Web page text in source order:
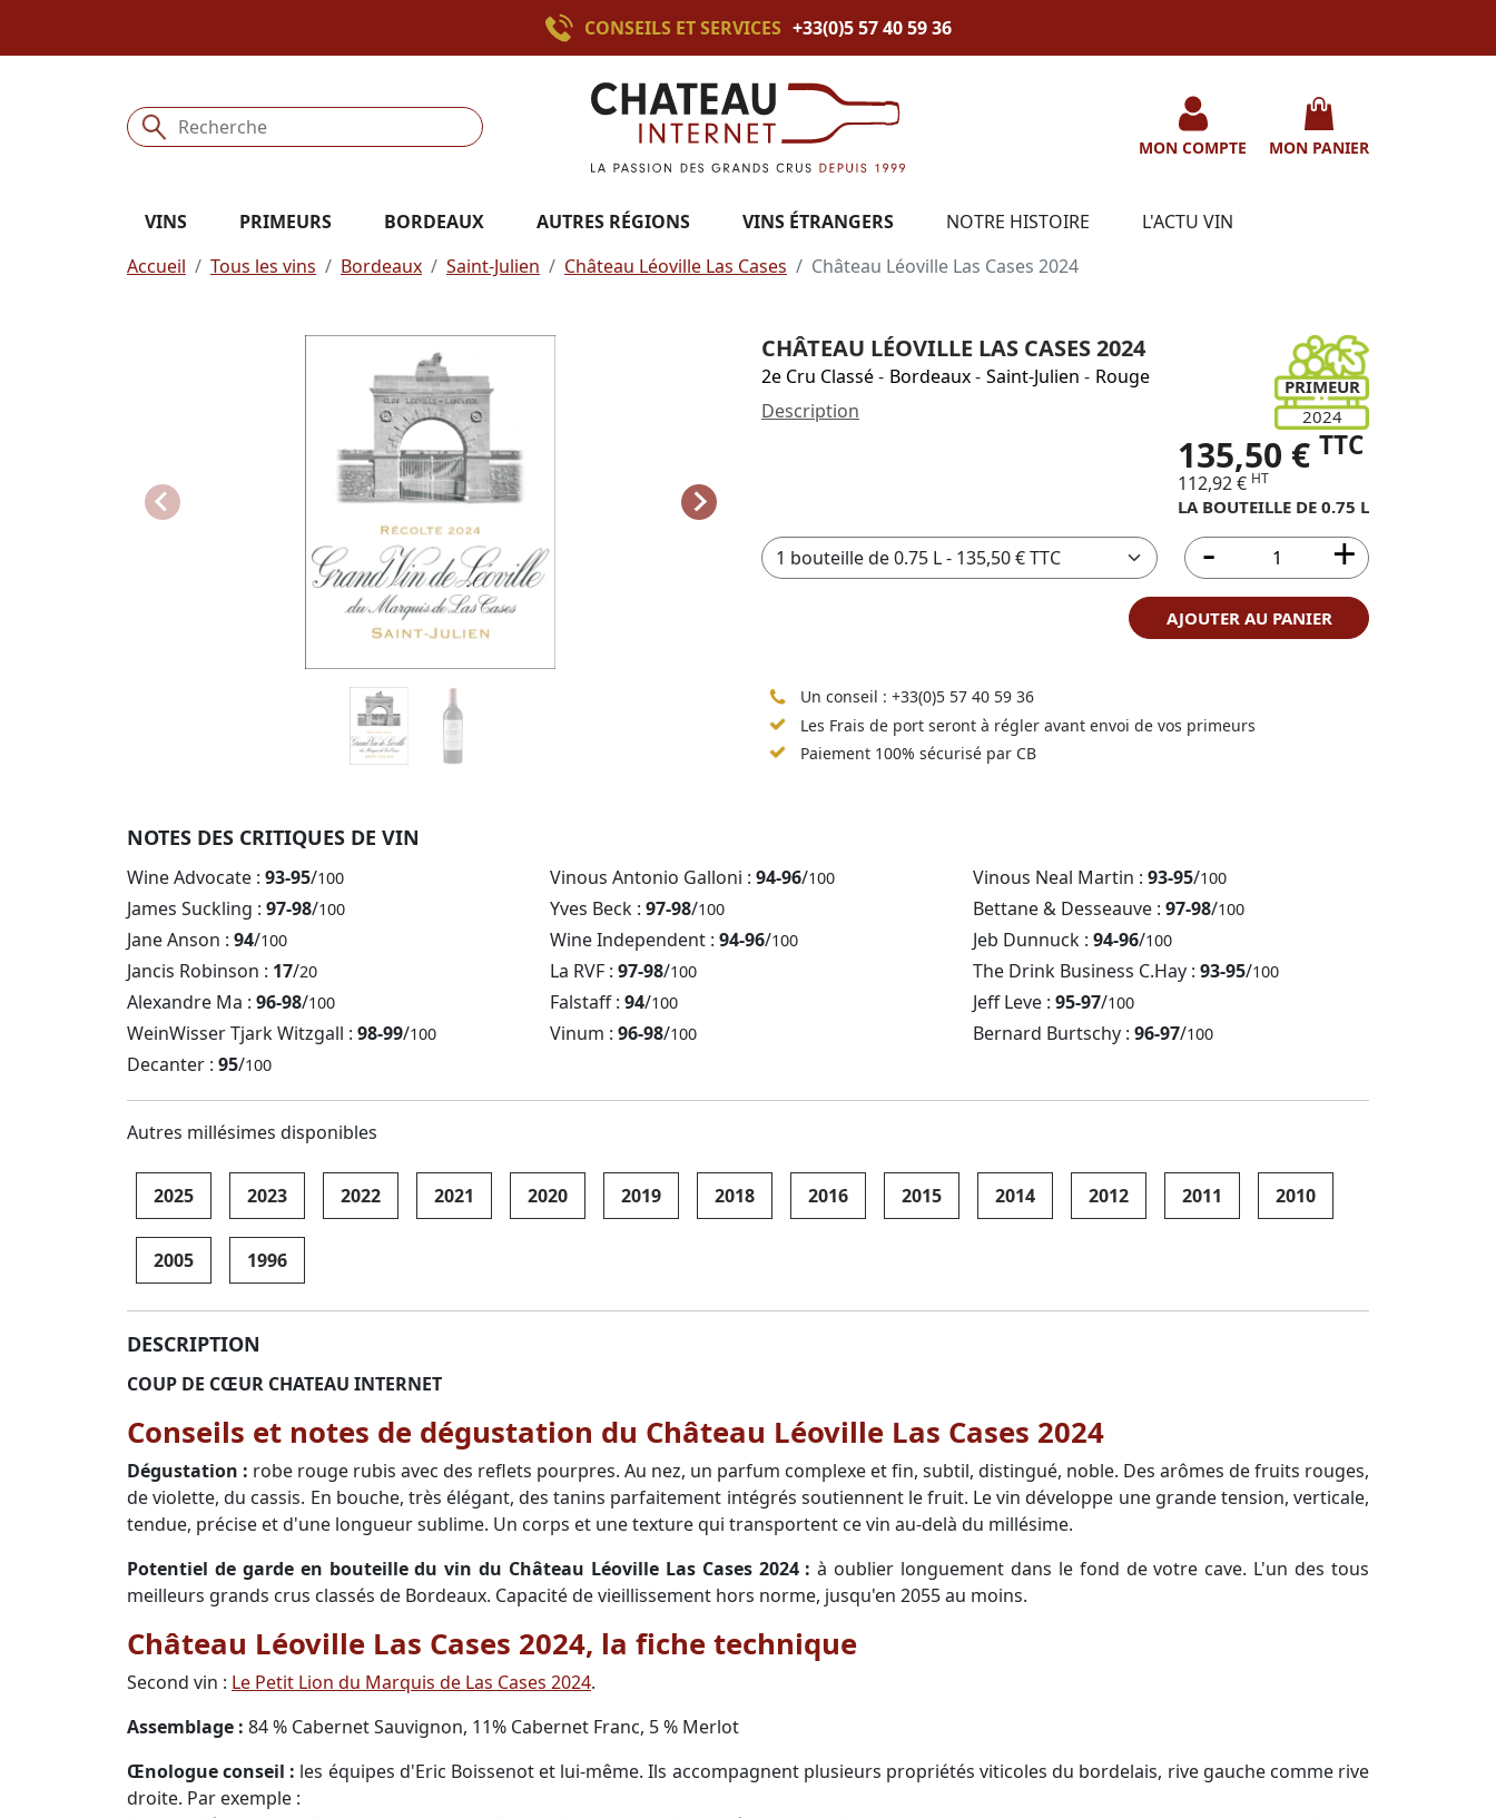
CONSEILS ET SERVICES +33(0)5 57 40 59 36
MON COMPTE MON PANIER
VINS PRIMEURS BORDEAUX AUTRES RÉGIONS VINS ÉTRANGERS NOTRE HISTOIRE
L'ACTU VIN
Accueil
Tous les vins Bordeaux Saint-Julien Château Léoville Las Cases Château Léoville Las Cases 2024
CHÂTEAU LÉOVILLE LAS CASES 2024
2e Cru Classé- Bordeaux- Saint-Julien - Rouge
PRIMEUR
2024
Description
135,50 € TTC
112,92 € HT
LA BOUTEILLE DE 0.75 L
AJOUTER AU PANIER
Un conseil : +33(0)5 57 40 59 36
Les Frais de port seront à régler avant envoi de vos primeurs
Paiement 100% sécurisé par CB
NOTES DES CRITIQUES DE VIN
Wine Advocate : 93-95/100 Vinous Antonio Galloni : 94-96/100 Vinous Neal Martin : 93-95/100
James Suckling : 97-98/100 Yves Beck : 97-98/100 Bettane & Desseauve : 97-98/100
Jane Anson : 94/100 Wine Independent : 94-96/100 Jeb Dunnuck : 94-96/100
Jancis Robinson : 17/20 La RVF : 97-98/100 The Drink Business C.Hay : 93-95/100
Alexandre Ma : 96-98/100 Falstaff : 94/100 Jeff Leve : 95-97/100
WeinWisser Tjark Witzgall : 98-99/100 Vinum : 96-98/100 Bernard Burtschy : 96-97/100
Decanter : 95/100
Autres millésimes disponibles
2025 2023 2022 2021 2020 2019 2018 2016 2015 2014 2012 2011 2010
2005 1996
DESCRIPTION
COUP DE CŒUR CHATEAU INTERNET
Conseils et notes de dégustation du Château Léoville Las Cases 2024
Dégustation : robe rouge rubis avec des reflets pourpres. Au nez, un parfum complexe et fin, subtil, distingué, noble. Des arômes de fruits rouges,
de violette, du cassis. En bouche, très élégant, des tanins parfaitement intégrés soutiennent le fruit. Le vin développe une grande tension, verticale,
tendue, précise et d'une longueur sublime. Un corps et une texture qui transportent ce vin au-delà du millésime.
Potentiel de garde en bouteille du vin du Château Léoville Las Cases 2024 :à oublier longuement dans le fond de votre cave. L'un des tous
meilleurs grands crus classés de Bordeaux. Capacité de vieillissement hors norme, jusqu'en 2055 au moins.
Château Léoville Las Cases 2024, la fiche technique
Second vin : Le Petit Lion du Marquis de Las Cases 2024.
Assemblage : 84 % Cabernet Sauvignon, 11% Cabernet Franc, 5 % Merlot
Œnologue conseil : les équipes d'Eric Boissenot et lui-même. Ils accompagnent plusieurs propriétés viticoles du bordelais, rive gauche comme rive
droite. Par exemple :